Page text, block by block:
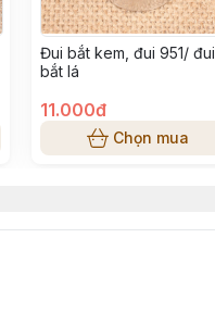
Đui bắt kem, đui 951/ đui
bắt lá
11.000đ
Chọn mua